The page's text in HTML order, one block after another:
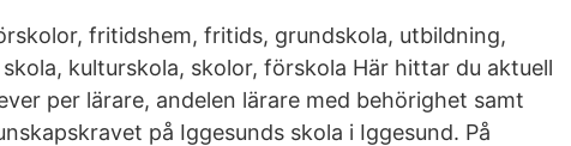
fritidshem, fritids, grundskola, utbildning,
kulturskola, skolor, förskola Här hittar du aktuell
per lärare, andelen lärare med behörighet samt
på Iggesunds skola i Iggesund. På